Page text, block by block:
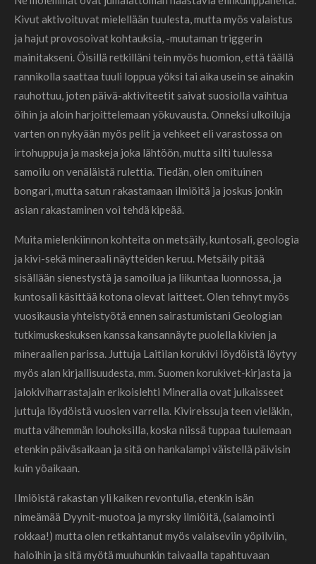
Kivut aktivoituvat mielellään tuulesta, mutta myös valaistus
ja hajut provosoivat kohtauksia, -muutaman triggerin
mainitakseni. Öisillä retkilläni tein myös huomion, että täällä
rannikolla saattaa tuuli loppua yöksi tai aika usein se ainakin
rauhottuu, joten päivä-aktiviteetit saivat suosiolla vaihtua
öihin ja aloin harjoittelemaan yökuvausta. Onneksi ulkoiluja
varten on nykyään myös pelit ja vehkeet eli varastossa on
irtohuppuja ja maskeja joka lähtöön, mutta silti tuulessa
samoilu on venäläistä rulettia. Tiedän, olen omituinen
bongari, mutta satun rakastamaan ilmiöitä ja joskus jonkin
asian rakastaminen voi tehdä kipeää.
Muita mielenkiinnon kohteita on metsäily, kuntosali, geologia
ja kivi-sekä mineraali näytteiden keruu. Metsäily pitää
sisällään sienestystä ja samoilua ja liikuntaa luonnossa, ja
kuntosali käsittää kotona olevat laitteet. Olen tehnyt myös
vuosikausia yhteistyötä ennen sairastumistani Geologian
tutkimuskeskuksen kanssa kansannäyte puolella kivien ja
mineraalien parissa. Juttuja Laitilan korukivi löydöistä löytyy
myös alan kirjallisuudesta, mm. Suomen korukivet-kirjasta ja
jalokiviharrastajain erikoislehti Mineralia ovat julkaisseet
juttuja löydöistä vuosien varrella. Kivireissuja teen vieläkin,
mutta vähemmän louhoksilla, koska niissä tuppaa tuulemaan
etenkin päiväsaikaan ja sitä on hankalampi väistellä päivisin
kuin yöaikaan.
Ilmiöistä rakastan yli kaiken revontulia, etenkin isän
nimeämää Dyynit-muotoa ja myrsky ilmiöitä, (salamointi
rokkaa!) mutta olen retkahtanut myös valaiseviin yöpilviin,
haloihin ja sitä myötä muuhunkin taivaalla tapahtuvaan